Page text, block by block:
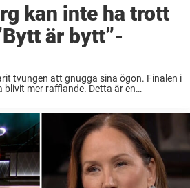
kan inte ha trott
är bytt”-
tvungen att gnugga sina ögon. Finalen i
blivit mer rafflande. Detta är en